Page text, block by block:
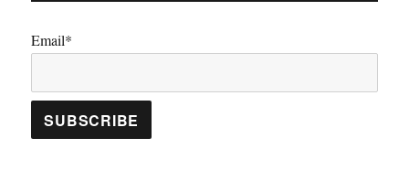
Email*